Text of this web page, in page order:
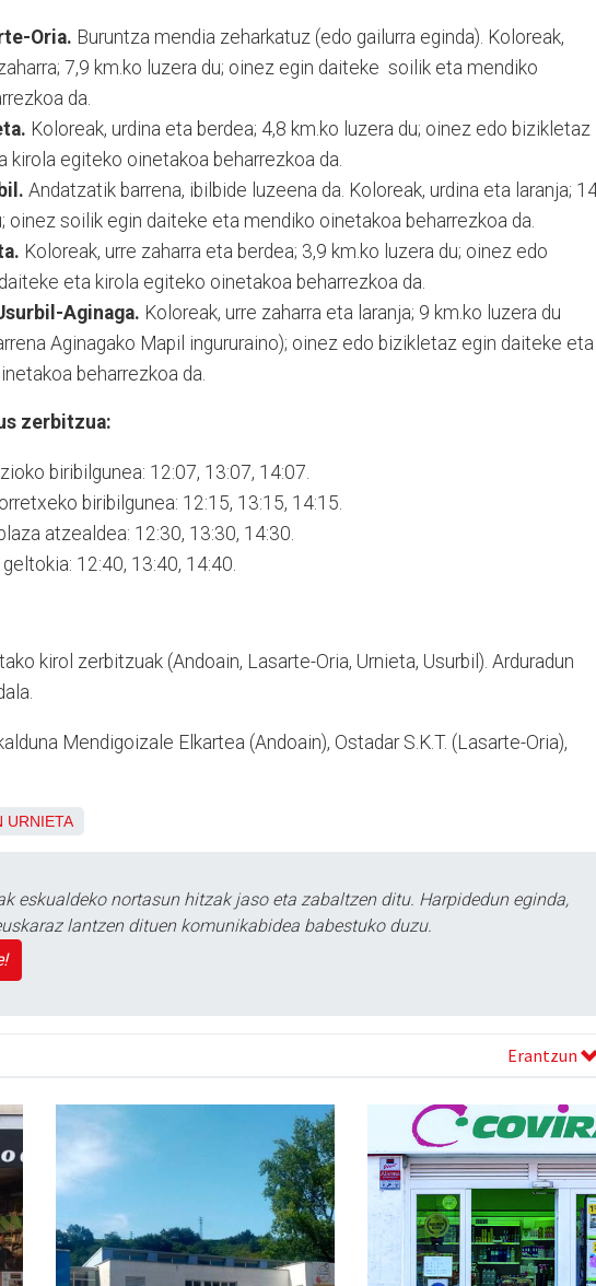
Oria. Buruntza mendia zeharkatuz (edo gailurra eginda). Koloreak,
7,9 km.ko luzera du; oinez egin daiteke soilik eta mendiko
da.
Koloreak, urdina eta berdea; 4,8 km.ko luzera du; oinez edo bizikletaz
kirola egiteko oinetakoa beharrezkoa da.
Andatzatik barrena, ibilbide luzeena da. Koloreak, urdina eta laranja;
oinez soilik egin daiteke eta mendiko oinetakoa beharrezkoa da.
Koloreak, urre zaharra eta berdea; 3,9 km.ko luzera du; oinez edo
eta kirola egiteko oinetakoa beharrezkoa da.
Aginaga. Koloreak, urre zaharra eta laranja; 9 km.ko luzera du
Aginagako Mapil ingururaino); oinez edo bizikletaz egin daiteke eta
beharrezkoa da.
zerbitzua:
biribilgunea: 12:07, 13:07, 14:07.
biribilgunea: 12:15, 13:15, 14:15.
atzealdea: 12:30, 13:30, 14:30.
12:40, 13:40, 14:40.
kirol zerbitzuak (Andoain, Lasarte-Oria, Urnieta, Usurbil). Arduradun
Mendigoizale Elkartea (Andoain), Ostadar S.K.T. (Lasarte-Oria),
URNIETA
eskualdeko nortasun hitzak jaso eta zabaltzen ditu. Harpidedun eginda,
lantzen dituen komunikabidea babestuko duzu.
Erantzun